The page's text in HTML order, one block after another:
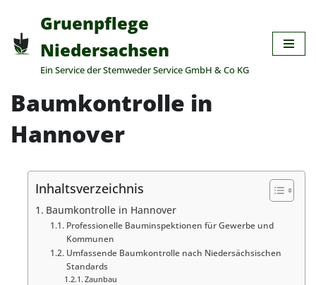
Zum
Inhalt
springen
Gruenpflege
Niedersachsen
Ein Service der Stemweder Service GmbH & Co KG
Baumkontrolle in
Hannover
Inhaltsverzeichnis
Baumkontrolle in Hannover
Professionelle Bauminspektionen für Gewerbe und
Kommunen
Umfassende Baumkontrolle nach Niedersächsischen
Standards
Zaunbau